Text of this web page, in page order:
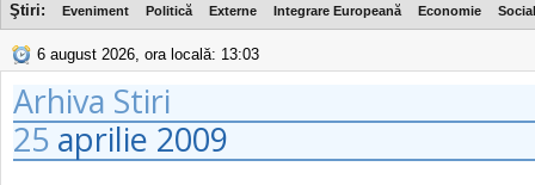
Ştiri: Eveniment Politică Externe Integrare Europeană Economie Social
6 august 2026, ora locală: 13:03
Arhiva Stiri
25 aprilie 2009